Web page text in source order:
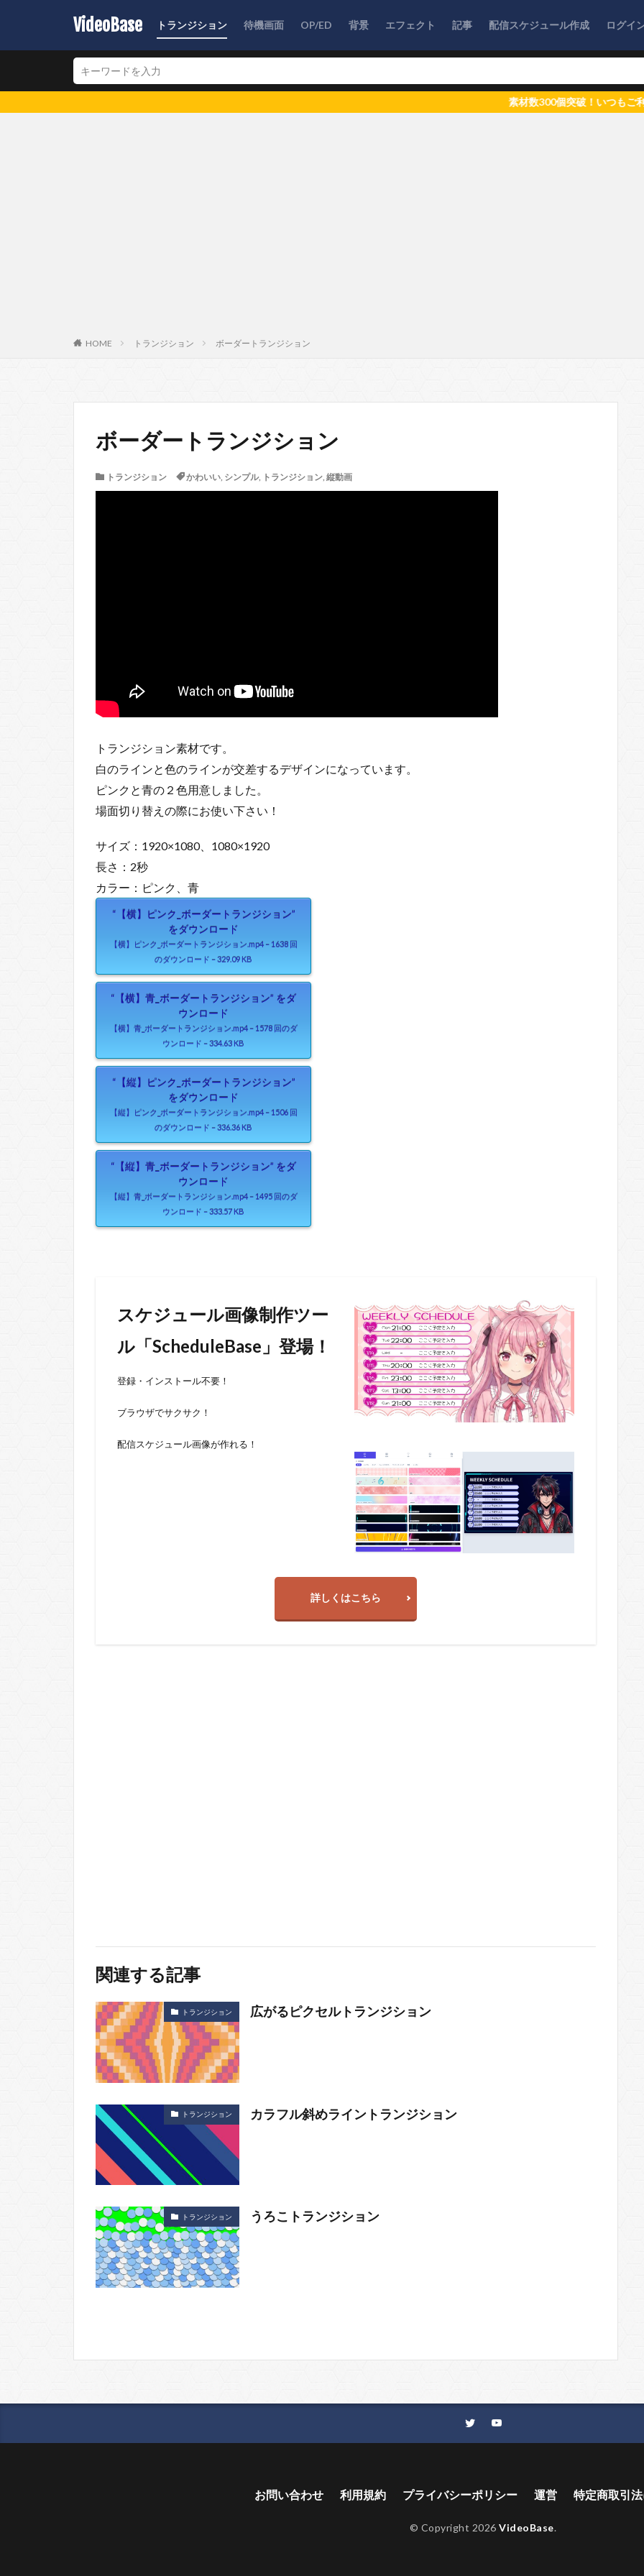
VideoBase トランジション 待機画面 OP/ED 背景 エフェクト 記事 配信スケジュール作成 ログイ
素材数300個突破！いつもご利用いただき
HOME トランジション ボーダートランジション
ボーダートランジション
トランジション かわいい, シンプル, トランジション, 縦動画
トランジション素材です。
白のラインと色のラインが交差するデザインになっています。
ピンクと青の２色用意しました。
場面切り替えの際にお使い下さい！
サイズ：1920×1080、1080×1920
長さ：2秒
カラー：ピンク、青
“【横】ピンク_ボーダートランジション”
をダウンロード
【横】ピンク_ボーダートランジション.mp4 – 1638 回
のダウンロード – 329.09 KB
“【横】青_ボーダートランジション” をダ
ウンロード
【横】青_ボーダートランジション.mp4 – 1578 回のダ
ウンロード – 334.63 KB
“【縦】ピンク_ボーダートランジション”
をダウンロード
【縦】ピンク_ボーダートランジション.mp4 – 1506 回
のダウンロード – 336.36 KB
“【縦】青_ボーダートランジション” をダ
ウンロード
【縦】青_ボーダートランジション.mp4 – 1495 回のダ
ウンロード – 333.57 KB
スケジュール画像制作ツー
ル「ScheduleBase」登場！
登録・インストール不要！
ブラウザでサクサク！
配信スケジュール画像が作れる！
詳しくはこちら
関連する記事
トランジション 広がるピクセルトランジション
トランジション カラフル斜めライントランジション
トランジション うろこトランジション
お問い合わせ 利用規約 プライバシーポリシー 運営 特定商取引
© Copyright 2026VideoBase.